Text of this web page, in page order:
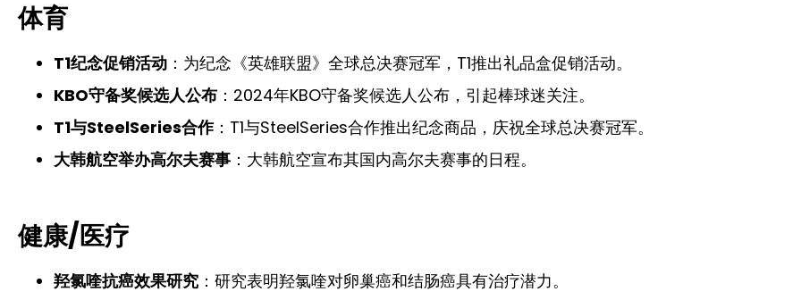
体育
T1纪念促销活动 ：为纪念《英雄联盟》全球总决赛冠军，T1推出礼品盒促销活动。
KBO守备奖候选人公布 ：2024年KBO守备奖候选人公布，引起棒球迷关注。
T1与SteelSeries合作：T1与SteelSeries合作推出纪念商品，庆祝全球总决赛冠军。
大韩航空举办高尔夫赛事 ：大韩航空宣布其国内高尔夫赛事的日程。
健康/医疗
羟氯喹抗癌效果研究 ：研究表明羟氯喹对卵巢癌和结肠癌具有治疗潜力。